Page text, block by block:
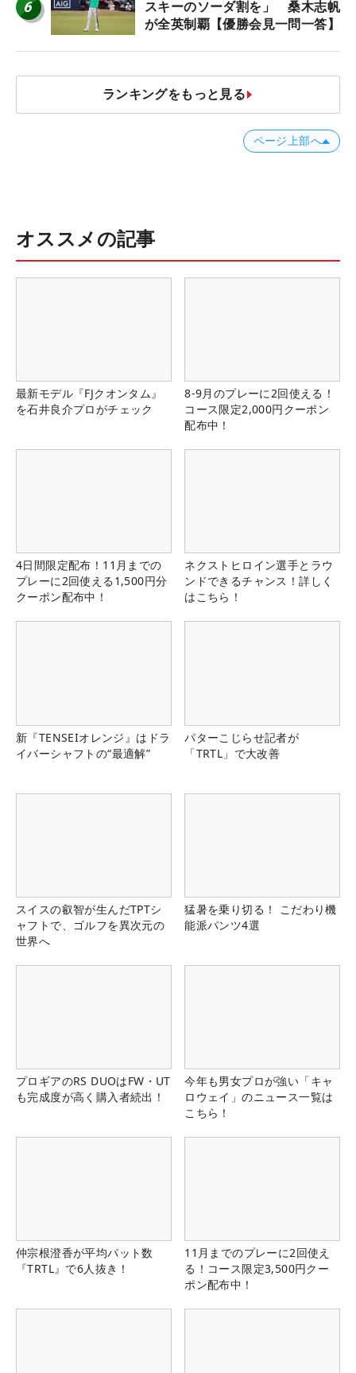
6
スキーのソーダ割を」 桑木志帆
が全英制覇【優勝会見一問一答】
ランキングをもっと見る
ページ上部へ
オススメの記事
最新モデル『FJクオンタム』
を石井良介プロがチェック
8-9月のプレーに2回使える！
コース限定2,000円クーポン
配布中！
4日間限定配布！11月までの
プレーに2回使える1,500円分
クーポン配布中！
ネクストヒロイン選手とラウ
ンドできるチャンス！詳しく
はこちら！
新『TENSEIオレンジ』はドラ
イバーシャフトの“最適解”
パターこじらせ記者が
「TRTL」で大改善
スイスの叡智が生んだTPTシ
ャフトで、ゴルフを異次元の
世界へ
猛暑を乗り切る！ こだわり機
能派パンツ4選
プロギアのRS DUOはFW・UT
も完成度が高く購入者続出！
今年も男女プロが強い「キャ
ロウェイ」のニュース一覧は
こちら！
仲宗根澄香が平均パット数
『TRTL』で6人抜き！
11月までのプレーに2回使え
る！コース限定3,500円クー
ポン配布中！